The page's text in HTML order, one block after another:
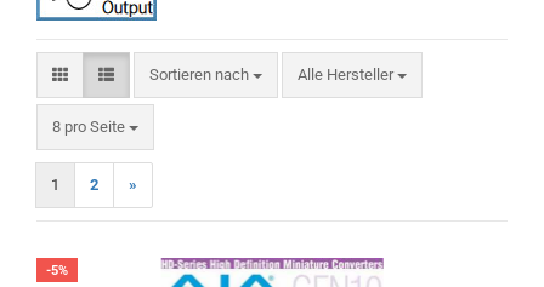
Sortieren nach
Sortieren nach Alle Hersteller
8 pro Seite
pro Seite
1 2 »
-5%